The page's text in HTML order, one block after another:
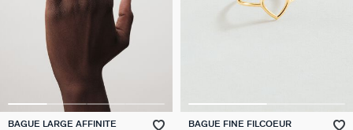
BAGUE LARGE AFFINITE BAGUE FINE FILCOEUR